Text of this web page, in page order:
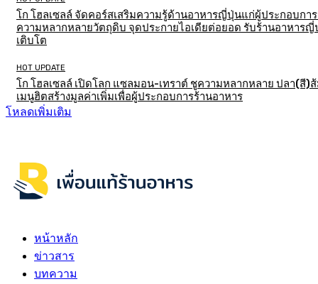
โก โฮลเซลล์ จัดคอร์สเสริมความรู้ด้านอาหารญี่ปุ่นแก่ผู้ประกอบกา
ความหลากหลายวัตถุดิบ จุดประกายไอเดียต่อยอด รับร้านอาหาร
เติบโต
HOT UPDATE
โก โฮลเซลล์ เปิดโลก แซลมอน-เทราต์ ชูความหลากหลาย ปลา(สี)
เมนูฮิตสร้างมูลค่าเพิ่มเพื่อผู้ประกอบการร้านอาหาร
โหลดเพิ่มเติม
หน้าหลัก
ข่าวสาร
บทความ